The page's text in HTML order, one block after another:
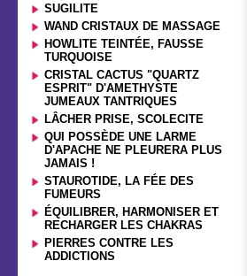
SUGILITE
WAND CRISTAUX DE MASSAGE
HOWLITE TEINTÉE, FAUSSE
TURQUOISE
CRISTAL CACTUS "QUARTZ
ESPRIT" D'AMETHYSTE
JUMEAUX TANTRIQUES
LÂCHER PRISE, SCOLECITE
QUI POSSÈDE UNE LARME
D'APACHE NE PLEURERA PLUS
JAMAIS !
STAUROTIDE, LA FÉE DES
FUMEURS
ÉQUILIBRER, HARMONISER ET
RECHARGER LES CHAKRAS
PIERRES CONTRE LES
ADDICTIONS